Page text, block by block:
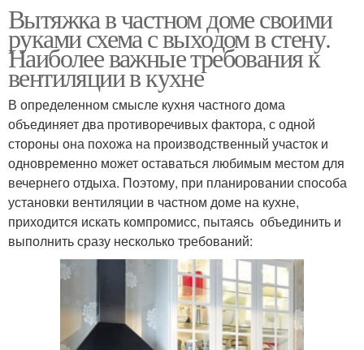
Вытяжка в частном доме своими
руками схема с выходом в стену.
Наиболее важные требования к
вентиляции в кухне
В определенном смысле кухня частного дома
объединяет два противоречивых фактора, с одной
стороны она похожа на производственный участок и
одновременно может оставаться любимым местом для
вечернего отдыха. Поэтому, при планировании способа
установки вентиляции в частном доме на кухне,
приходится искать компромисс, пытаясь объединить и
выполнить сразу несколько требований: